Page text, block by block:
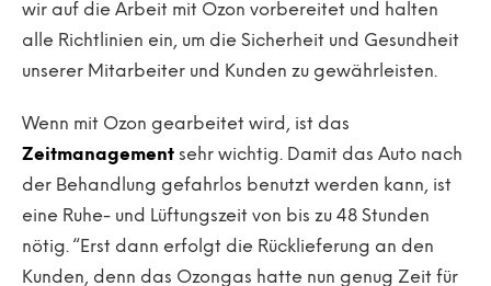
wir auf die Arbeit mit Ozon vorbereitet und halten
alle Richtlinien ein, um die Sicherheit und Gesundheit
unserer Mitarbeiter und Kunden zu gewährleisten.
Wenn mit Ozon gearbeitet wird, ist das
Zeitmanagement sehr wichtig. Damit das Auto nach
der Behandlung gefahrlos benutzt werden kann, ist
eine Ruhe- und Lüftungszeit von bis zu 48 Stunden
nötig. “Erst dann erfolgt die Rücklieferung an den
Kunden, denn das Ozongas hatte nun genug Zeit für